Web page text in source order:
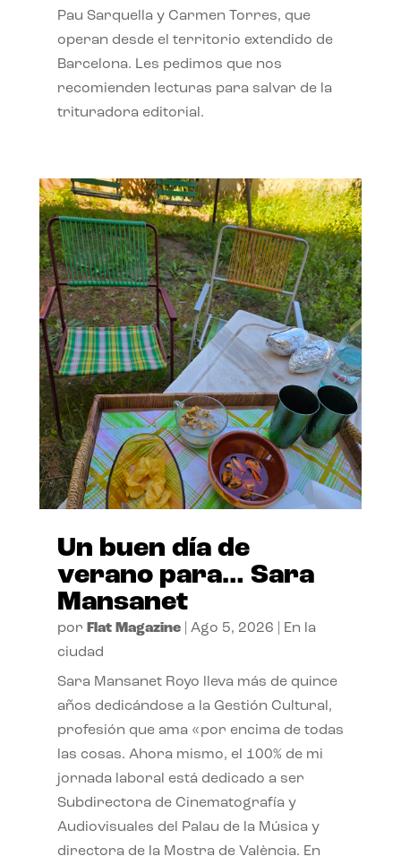
Pau Sarquella y Carmen Torres, que
operan desde el territorio extendido de
Barcelona. Les pedimos que nos
recomienden lecturas para salvar de la
trituradora editorial.
Un buen día de
verano para… Sara
Mansanet
por Flat Magazine| Ago 5, 2026
En la
ciudad
Sara Mansanet Royo lleva más de quince
años dedicándose a la Gestión Cultural,
profesión que ama «por encima de todas
las cosas. Ahora mismo, el 100% de mi
jornada laboral está dedicado a ser
Subdirectora de Cinematografía y
Audiovisuales del Palau de la Música y
directora de la Mostra de València. En